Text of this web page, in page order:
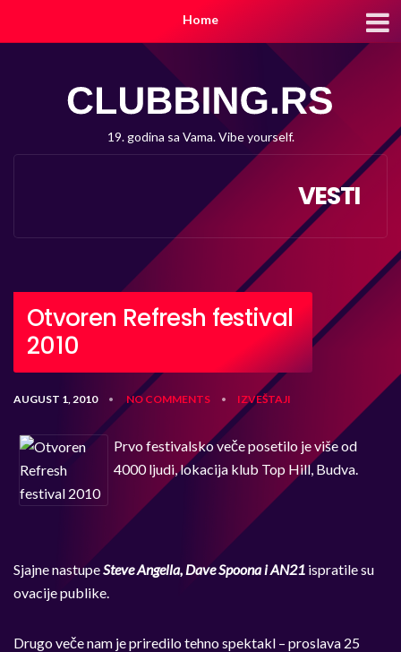
Home
19. godina sa Vama. Vibe yourself.
VESTI
Otvoren Refresh festival
2010
AUGUST 1, 2010 • NO COMMENTS • IZVEŠTAJI
Prvo festivalsko veče posetilo je više od
4000 ljudi, lokacija klub Top Hill, Budva.
Sjajne nastupeSteve Angella, Dave Spoona i AN21 ispratile su
ovacije publike.
Drugo veče nam je priredilo tehno spektakl – proslava 25